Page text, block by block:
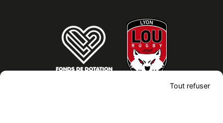
Tout refuser